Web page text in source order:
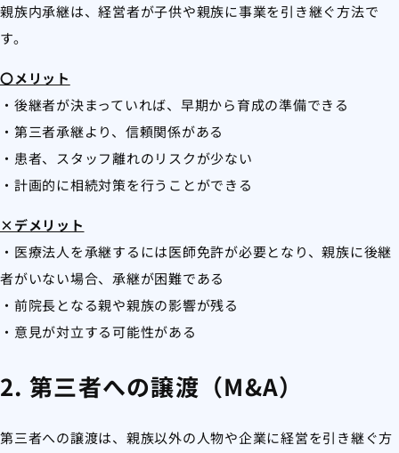
親族内承継は、経営者が子供や親族に事業を引き継ぐ方法で
す。
〇メリット
・後継者が決まっていれば、早期から育成の準備できる
・第三者承継より、信頼関係がある
・患者、スタッフ離れのリスクが少ない
・計画的に相続対策を行うことができる
×デメリット
・医療法人を承継するには医師免許が必要となり、親族に後継
者がいない場合、承継が困難である
・前院長となる親や親族の影響が残る
・意見が対立する可能性がある
2. 第三者への譲渡（M&A）
第三者への譲渡は、親族以外の人物や企業に経営を引き継ぐ方